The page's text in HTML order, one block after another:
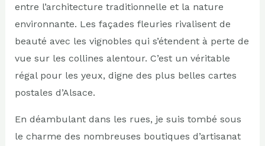
entre l’architecture traditionnelle et la nature
environnante. Les façades fleuries rivalisent de
beauté avec les vignobles qui s’étendent à perte de
vue sur les collines alentour. C’est un véritable
régal pour les yeux, digne des plus belles cartes
postales d’Alsace.
En déambulant dans les rues, je suis tombé sous
le charme des nombreuses boutiques d’artisanat